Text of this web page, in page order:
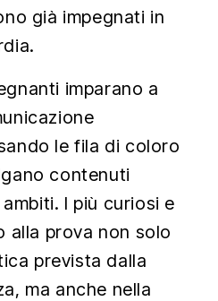
già impegnati in
imparano a
le fila di coloro
contenuti
I più curiosi e
alla prova non solo
prevista dalla
ma anche nella